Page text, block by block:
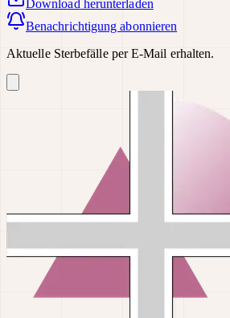
Download herunterladen
Benachrichtigung abonnieren
Aktuelle Sterbefälle per E-Mail erhalten.